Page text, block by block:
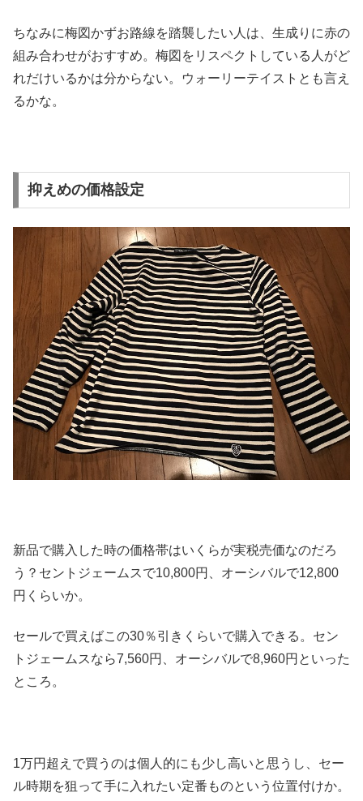
ちなみに梅図かずお路線を踏襲したい人は、 生成りに赤の
組み合わせがおすすめ。 梅図をリスペクトしている人がど
れだけいるかは分からない。
ウォーリーテイストとも言え
るかな。
抑えめの価格設定
新品で購入した時の価格帯はいくらが実税売価なのだろ
う？ セントジェームスで10,800円、オーシバルで12,800
円くらいか。
セールで買えばこの30％引きくらいで購入できる。 セン
トジェームスなら7,560円、オーシバルで8,960円といった
ところ。
1万円超えで買うのは個人的にも少し高いと思うし、 セー
ル時期を狙って手に入れたい定番ものという位置付けか。